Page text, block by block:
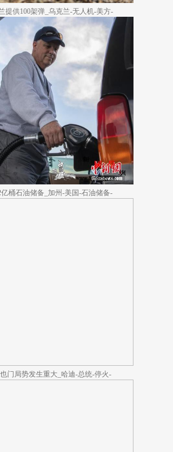
提供100架弹_乌克兰-无人机-美方-
桶石油储备_加州-美国-石油储备-
门局势发生重大_哈迪-总统-停火-